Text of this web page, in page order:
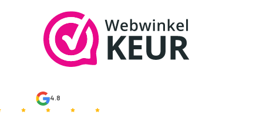
en
eenvoudig
te
monteren.
4.8